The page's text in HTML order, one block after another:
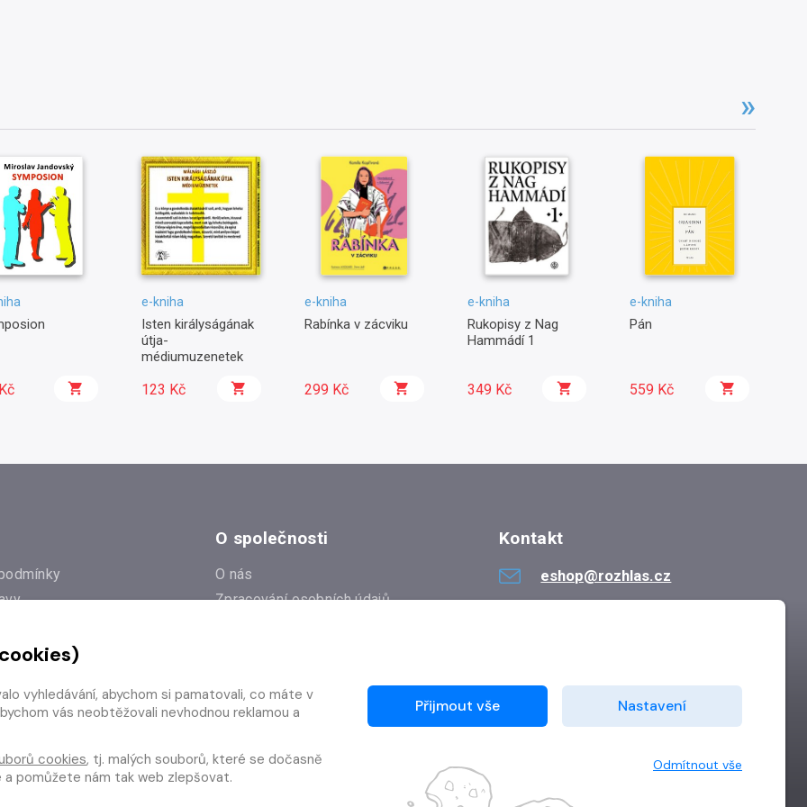
e-kniha
Isten királyságának
útja-
médiumuzenetek
123 Kč
e-kniha
Rabínka v zácviku
299 Kč
e-kniha
Rukopisy z Nag
Hammádí 1
349 Kč
e-kniha
Pán
559 Kč
od smlouvy
O společnosti
O nás
Zpracování osobních údajů
Kontakt
eshop@rozhlas.cz
vyhledávání, abychom si pamatovali, co máte v
vás neobtěžovali nevhodnou reklamou a
cookies, tj. malých souborů, které se dočasně
a pomůžete nám tak web zlepšovat.
Přijmout vše Nastavení
Odmítnout vše